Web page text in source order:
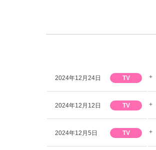
2024年12月24日 TV
2024年12月12日 TV
2024年12月5日 TV